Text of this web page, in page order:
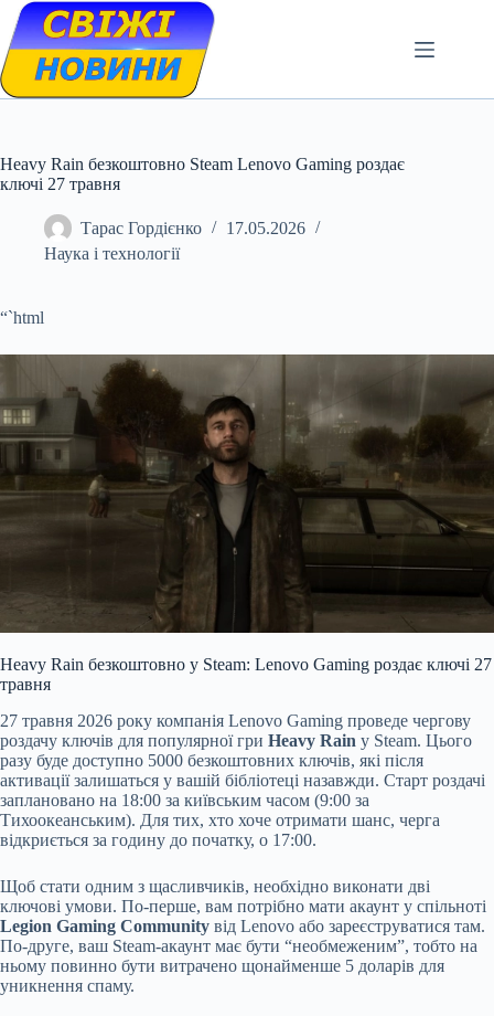
Skip
content
Heavy Rain безкоштовно Steam Lenovo Gaming роздає
ключі 27 травня
Тарас Гордієнко
17.05.2026
Наука і технології
“`html
Heavy Rain безкоштовно у Steam: Lenovo Gaming роздає ключі 27
травня
27 травня 2026 року компанія Lenovo Gaming проведе чергову
роздачу ключів для популярної гри Heavy Rain у Steam. Цього
разу буде доступно 5000 безкоштовних ключів, які після
активації залишаться у вашій бібліотеці назавжди. Старт роздачі
заплановано на 18:00 за київським часом (9:00 за
Тихоокеанським). Для тих, хто хоче отримати шанс, черга
відкриється за годину до початку, о 17:00.
Щоб стати одним з щасливчиків, необхідно виконати дві
ключові умови. По-перше, вам потрібно мати акаунт у спільноті
Legion Gaming Community від Lenovo або зареєструватися там.
По-друге, ваш Steam-акаунт має бути “необмеженим”, тобто на
ньому повинно бути витрачено щонайменше 5 доларів для
уникнення спаму.